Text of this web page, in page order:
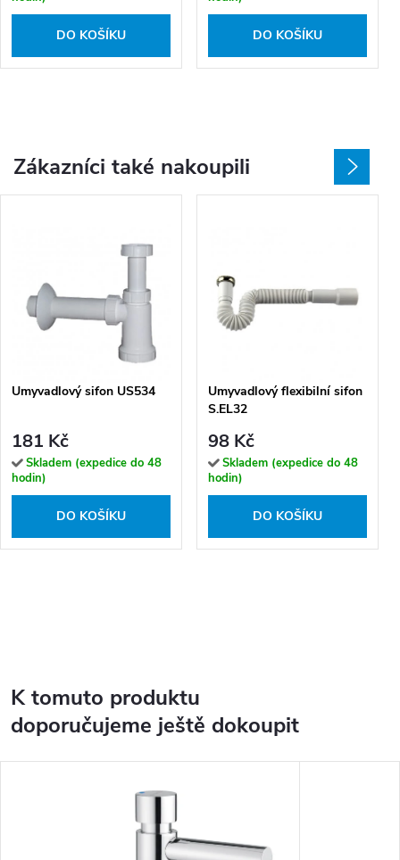
DO KOŠÍKU DO KOŠÍKU
Zákazníci také nakoupili
Umyvadlový sifon US534
181 Kč
Skladem (expedice do 48
hodin)
DO KOŠÍKU
Umyvadlový flexibilní sifon
S.EL32
98 Kč
Skladem (expedice do 48
hodin)
DO KOŠÍKU
K tomuto produktu
doporučujeme ještě dokoupit